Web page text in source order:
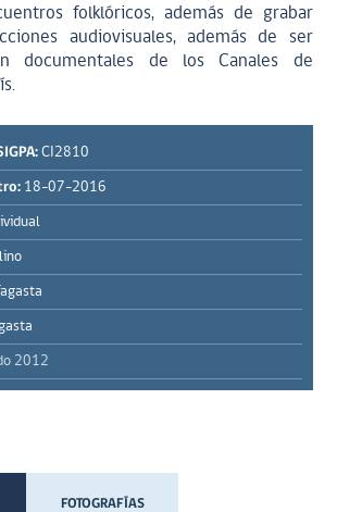
folklóricos, además de grabar
audiovisuales, además de ser
documentales de los Canales de
CI2810
18-07-2016
2012
FOTOGRAFÍAS